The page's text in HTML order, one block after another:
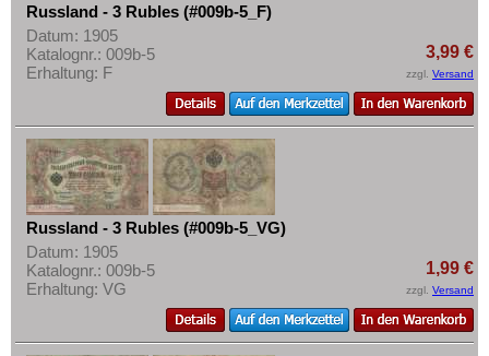
Russland - 3 Rubles (#009b-5_F)
Datum: 1905
Katalognr.: 009b-5
Erhaltung: F
3,99 €
zzgl. Versand
Russland - 3 Rubles (#009b-5_VG)
Datum: 1905
Katalognr.: 009b-5
Erhaltung: VG
1,99 €
zzgl. Versand